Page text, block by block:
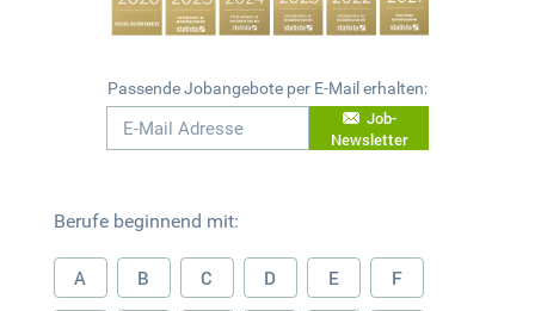
Passende Jobangebote per E-Mail erhalten:
Job-
Newsletter
Berufe beginnend mit:
A B C D E F